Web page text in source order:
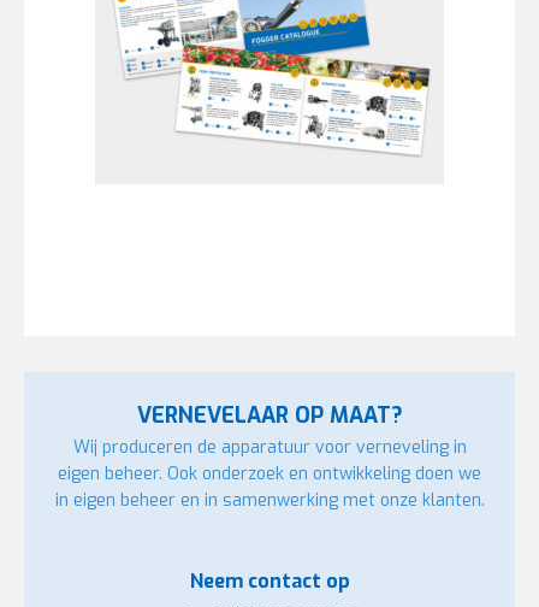
VERNEVELAAR OP MAAT?
Wij produceren de apparatuur voor verneveling in
eigen beheer. Ook onderzoek en ontwikkeling doen we
in eigen beheer en in samenwerking met onze klanten.
Neem contact op